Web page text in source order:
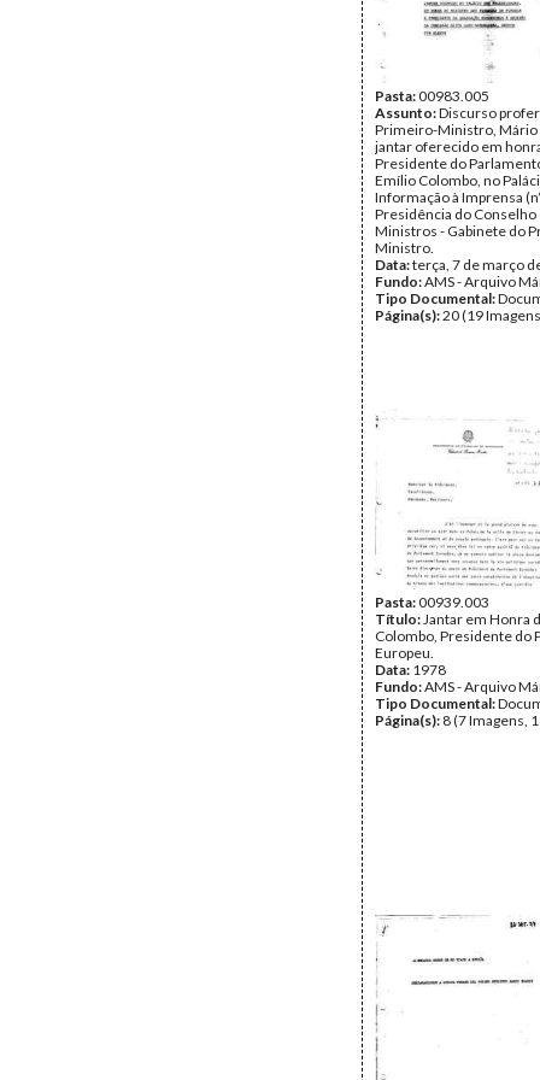
Pasta:00983.005
Assunto:Discurso
Primeiro-Ministro, Mário
jantar oferecido em
Presidente do
Emílio Colombo, no
Informação à Imprensa
Presidência do Conselho
Ministros - Gabinete do
Ministro.
Data:terça, 7 de março
Fundo:AMS - Arquivo
Tipo Documental:
Página(s):20 (19
Pasta:00939.003
Título:Jantar em Honra
Colombo, Presidente do
Europeu.
Data: 1978
Fundo:AMS - Arquivo
Tipo Documental:
Página(s): 8 (7 Imagens,